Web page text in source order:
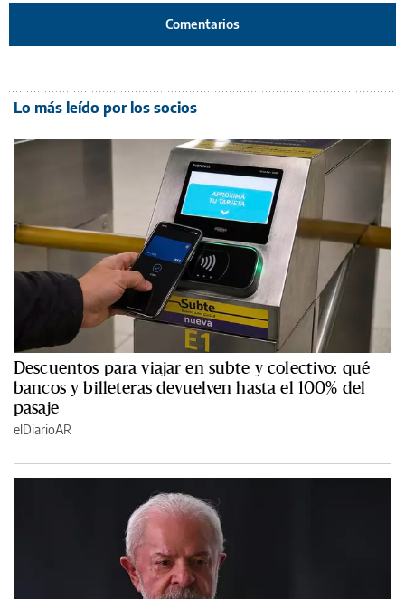
Comentarios
Lo más leído por los socios
Descuentos para viajar en subte y colectivo: qué
bancos y billeteras devuelven hasta el 100% del
pasaje
elDiarioAR